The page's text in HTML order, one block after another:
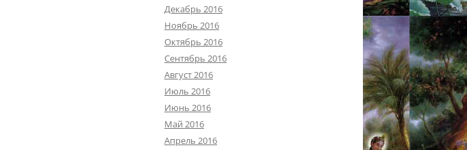
Декабрь 2016
Ноябрь 2016
Октябрь 2016
Сентябрь 2016
Август 2016
Июль 2016
Июнь 2016
Май 2016
Апрель 2016